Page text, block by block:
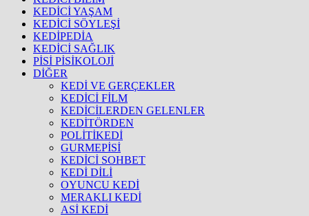
KEDİCİ YAŞAM
KEDİCİ SÖYLEŞİ
KEDİPEDİA
KEDİCİ SAĞLIK
PİSİ PİSİKOLOJİ
DİĞER
KEDİ VE GERÇEKLER
KEDİCİ FİLM
KEDİCİLERDEN GELENLER
KEDİTÖRDEN
POLİTİKEDİ
GURMEPİSİ
KEDİCİ SOHBET
KEDİ DİLİ
OYUNCU KEDİ
MERAKLI KEDİ
ASİ KEDİ